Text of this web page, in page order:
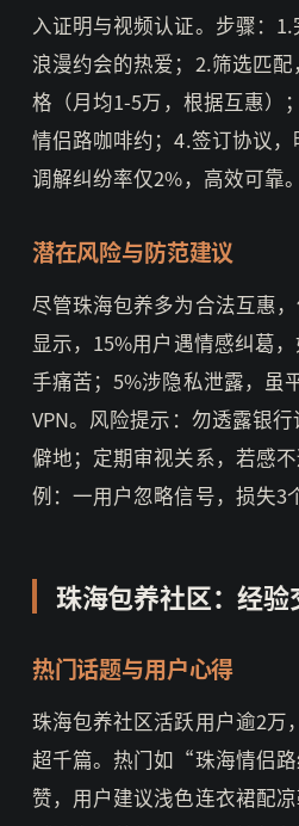
入证明与视频认证。步骤：
浪漫约会的热爱；2.筛选匹
格（月均1-5万，根据互惠）
情侣路咖啡约；4.签订协议
调解纠纷率仅2%，高效可靠。
潜在风险与防范建议
尽管珠海包养多为合法互惠
显示，15%用户遇情感纠葛
手痛苦；5%涉隐私泄露，虽
VPN。风险提示：勿透露银
僻地；定期审视关系，若感
例：一用户忽略信号，损失3
珠海包养社区：经
热门话题与用户心得
珠海包养社区活跃用户逾2万
超千篇。热门如“珠海情侣
赞，用户建议浅色连衣裙配